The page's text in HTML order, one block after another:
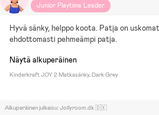
Junior Playtime Leader
Hyvä sänky, helppo koota. Patja on
ehdottomasti pehmeämpi patja.
Näytä alkuperäinen
Kinderkraft JOY 2 Matkasänky, Dark Grey
Alkuperäinen julkaisu: Jollyroom.dk 🇩🇰